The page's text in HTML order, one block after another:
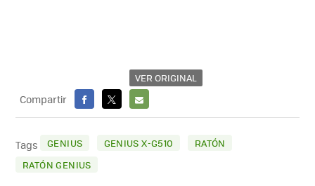
VER ORIGINAL
Compartir
FACEBOOK
X
E-
MAIL
Tags GENIUS GENIUS X-G510
RATÓN
RATÓN GENIUS